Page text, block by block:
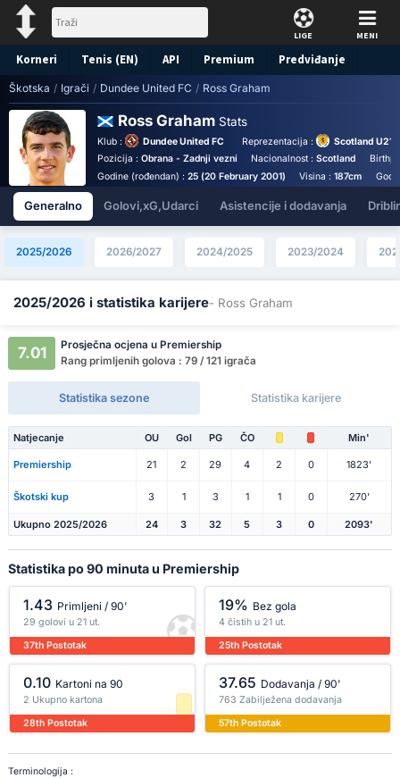
LIGE MENI
Korneri Tenis (EN) API Premium Predviđanje
Škotska / Igrači / Dundee United FC / Ross Graham
Ross Graham Stats
Klub : Dundee United FC Reprezentacija :
Scotland U21
Pozicija : Obrana - Zadnji vezni Nacionalnost :Scotland
Godine (rođendan) : 25 (20 February 2001) Visina :187cm
Generalno Golovi,xG,Udarci Asistencije i dodavanja
2025/2026 2026/2027 2024/2025 2023/2024
2025/2026 i statistika karijere- Ross Graham
7.01
Prosječna ocjena u Premiership
Rang primljenih golova : 79 / 121 igrača
Statistika sezone Statistika karijere
Natjecanje OU Gol PG ČO Min'
Premiership 21 2 29 4 2 0 1823'
Škotski kup 3 1 3 1 1 0 270'
Ukupno 2025/2026 24 3 32 5 3 0 2093'
Statistika po 90 minuta u Premiership
1.43 Primljeni / 90'
29 golovi u 21 ut.
37th Postotak
19% Bez gola
4 čistih u 21 ut.
25th Postotak
0.10 Kartoni na 90
2 Ukupno kartona
28th Postotak
37.65 Dodavanja / 90'
763 Zabilježena dodavanja
57th Postotak
Terminologija :